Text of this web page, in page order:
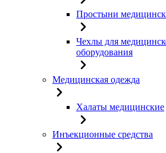
Простыни
Чехлы для
оборудования
Медицинская одежда
Халаты медицинские
Инъекционные средства